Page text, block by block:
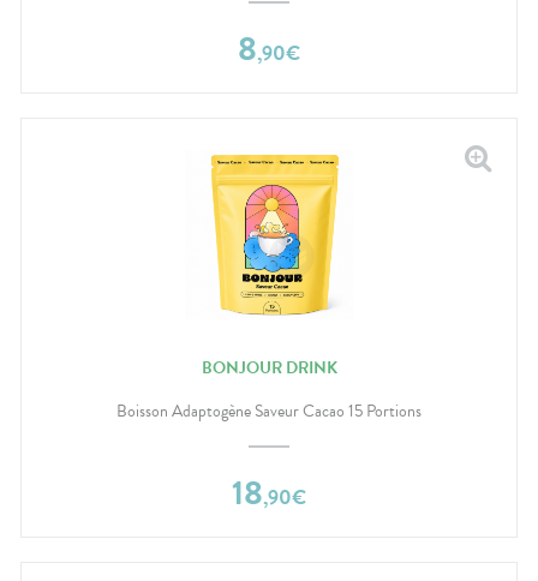
8,90€
BONJOUR DRINK
Boisson Adaptogène Saveur Cacao 15 Portions
18,90€